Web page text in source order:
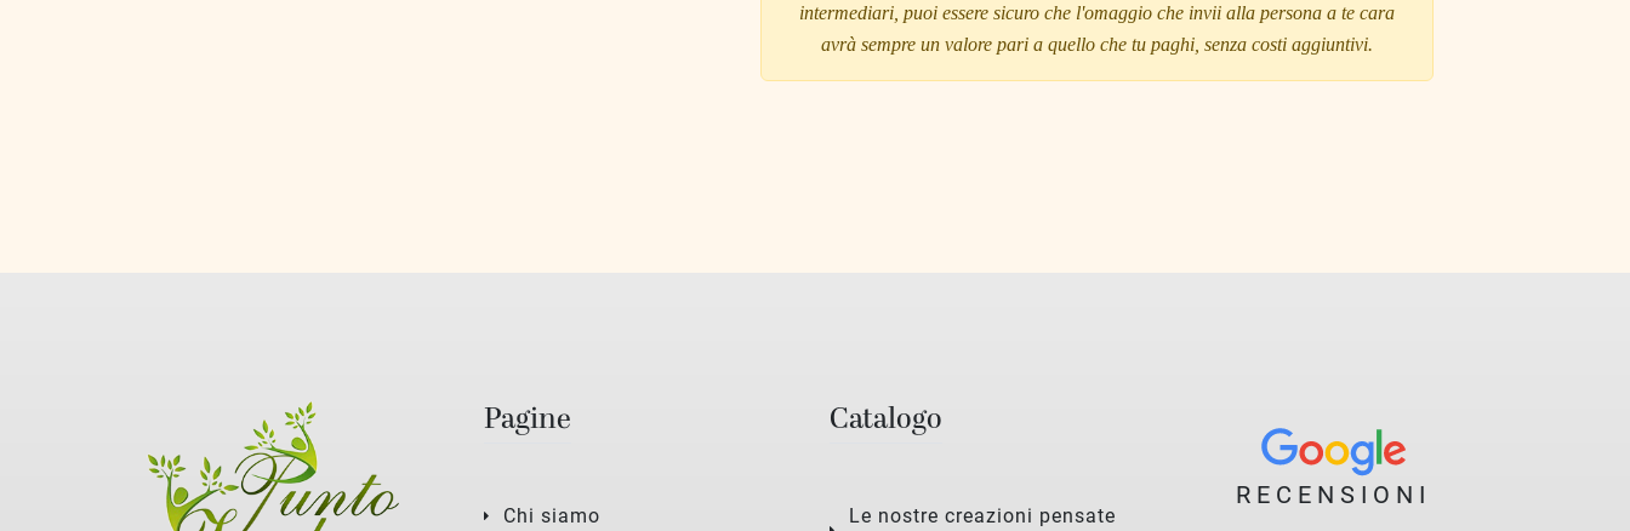
intermediari, puoi essere sicuro che l'omaggio che invii alla persona a te cara
avrà sempre un valore pari a quello che tu paghi, senza costi aggiuntivi.
Pagine
Chi siamo
Catalogo
Le nostre creazioni pensate
RECENSIONI